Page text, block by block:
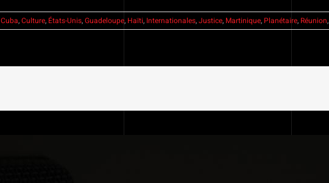
Cuba,Culture, États-Unis,Guadeloupe, Haïti, Internationales,Justice, Martinique, Planétaire, Réunion,